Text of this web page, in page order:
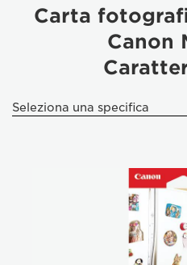
Carta fotografica
Canon Magnetic Photo Paper MG-101
Carta
Canon
Seleziona una specifica